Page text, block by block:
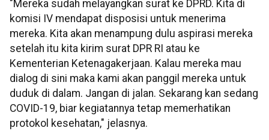
"Mereka sudah melayangkan surat ke DPRD. Kita di
komisi IV mendapat disposisi untuk menerima
mereka. Kita akan menampung dulu aspirasi mereka
setelah itu kita kirim surat DPR RI atau ke
Kementerian Ketenagakerjaan. Kalau mereka mau
dialog di sini maka kami akan panggil mereka untuk
duduk di dalam. Jangan di jalan. Sekarang kan sedang
COVID-19, biar kegiatannya tetap memerhatikan
protokol kesehatan," jelasnya.